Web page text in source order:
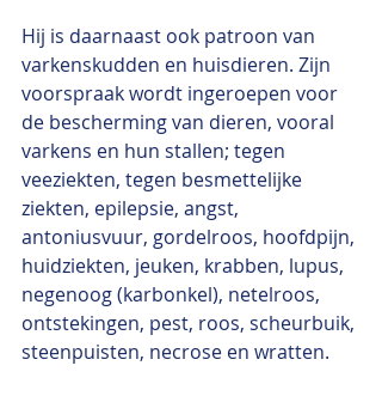
Hij is daarnaast ook patroon van
varkenskudden en huisdieren. Zijn
voorspraak wordt ingeroepen voor
de bescherming van dieren, vooral
varkens en hun stallen; tegen
veeziekten, tegen besmettelijke
ziekten, epilepsie, angst,
antoniusvuur, gordelroos, hoofdpijn,
huidziekten, jeuken, krabben, lupus,
negenoog (karbonkel), netelroos,
ontstekingen, pest, roos, scheurbuik,
steenpuisten, necrose en wratten.